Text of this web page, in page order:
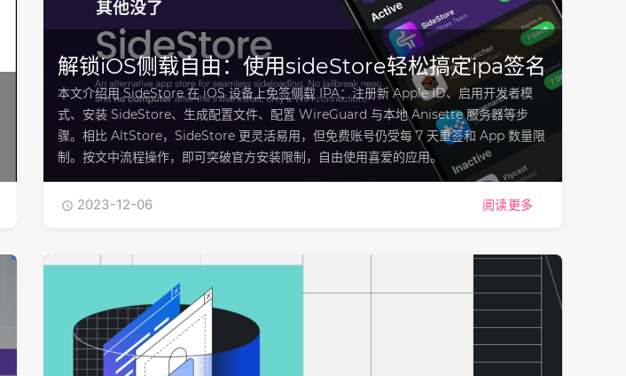
解锁iOS侧载自由：使用sideStore轻松搞定ipa签名
本文介绍用 SideStore 在 iOS 设备上免签侧载 IPA：注册新 Apple ID、启用开发者模
式、安装 SideStore、生成配置文件、配置 WireGuard 与本地 Anisette 服务器等步
骤。相比 AltStore，SideStore 更灵活易用，但免费账号仍受每 7 天重签和 App 数量限
制。按文中流程操作，即可突破官方安装限制，自由使用喜爱的应用。
 2023-12-06 阅读更多